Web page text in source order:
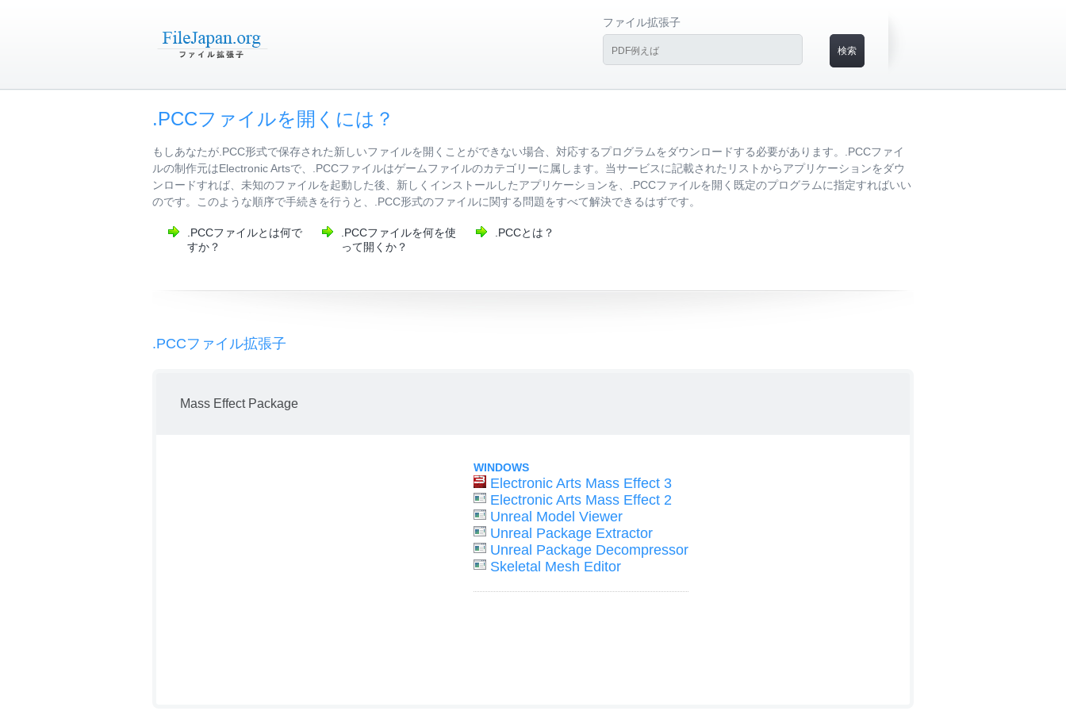
ファイル拡張子
.PCCファイルを開くには？
もしあなたが.PCC形式で保存された新しいファイルを開くことができない場合、対応するプログラムをダウンロードする必要があります。.PCCファイ
ルの制作元はElectronic Artsで、.PCCファイルはゲームファイルのカテゴリーに属します。当サービスに記載されたリストからアプリケーションをダウ
ンロードすれば、未知のファイルを起動した後、新しくインストールしたアプリケーションを、.PCCファイルを開く既定のプログラムに指定すればいい
のです。このような順序で手続きを行うと、.PCC形式のファイルに関する問題をすべて解決できるはずです。
.PCCファイルとは何で
すか？
.PCCファイルを何を使
って開くか？
.PCCとは？
.PCCファイル拡張子
Mass Effect Package
WINDOWS
Electronic Arts Mass Effect 3
Electronic Arts Mass Effect 2
Unreal Model Viewer
Unreal Package Extractor
Unreal Package Decompressor
Skeletal Mesh Editor